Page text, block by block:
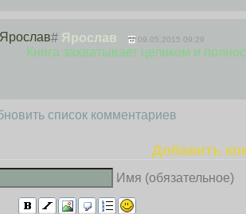
# Ярослав 09.05.2015 09:29
Книга захватывает целиком и
список комментариев
Добавить
Имя (обязательное)